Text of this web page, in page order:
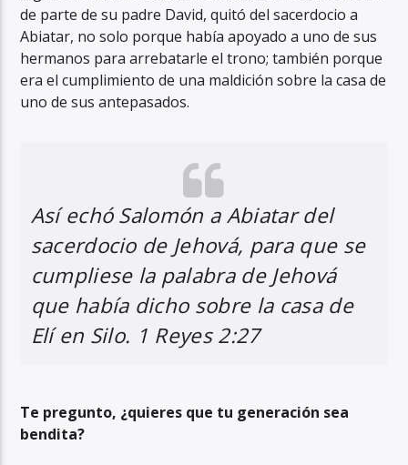
de parte de su padre David, quitó del sacerdocio a
Abiatar, no solo porque había apoyado a uno de sus
hermanos para arrebatarle el trono; también porque
era el cumplimiento de una maldición sobre la casa de
uno de sus antepasados.
Así echó Salomón a Abiatar del
sacerdocio de Jehová, para que se
cumpliese la palabra de Jehová
que había dicho sobre la casa de
Elí en Silo. 1 Reyes 2:27
Te pregunto, ¿quieres que tu generación sea
bendita?